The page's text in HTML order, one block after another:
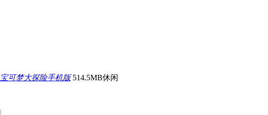
宝可梦大探险手机版 514.5MB休闲